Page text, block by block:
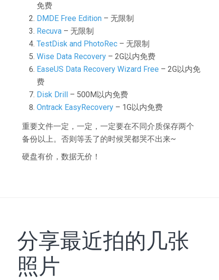
免费
DMDE Free Edition – 无限制
Recuva – 无限制
TestDisk and PhotoRec – 无限制
Wise Data Recovery – 2G以内免费
EaseUS Data Recovery Wizard Free – 2G以内免
费
Disk Drill – 500M以内免费
Ontrack EasyRecovery – 1G以内免费
重要文件一定，一定，一定要在不同介质保存两个
备份以上。否则等丢了的时候哭都哭不出来~
硬盘有价，数据无价！
分享最近拍的几张
照片